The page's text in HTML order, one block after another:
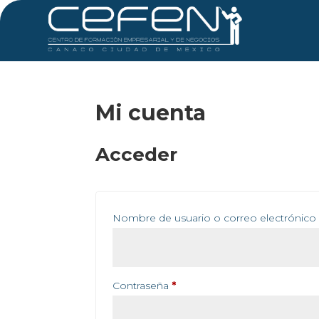
Mi cuenta
Acceder
Nombre de usuario o correo electrónico
Contraseña *Obligatorio